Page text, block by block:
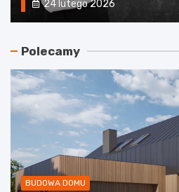
22 lipca 2025
Polecamy
BUDOWA DOMU